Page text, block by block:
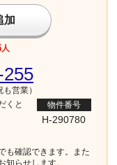
加
人
も確認できます。また
知らせします。
営業）
くと
物件番号
H-290780